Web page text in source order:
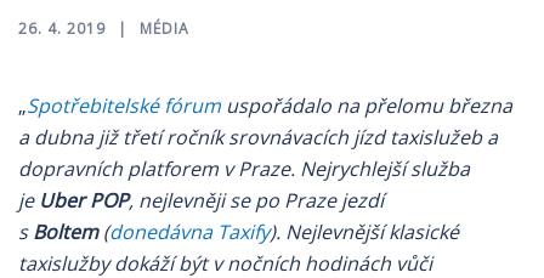
26. 4. 2019 MÉDIA
„Spotřebitelské fórum uspořádalo na přelomu března
a dubna již třetí ročník srovnávacích jízd taxislužeb a
dopravních platforem v Praze. Nejrychlejší služba
je Uber POP, nejlevněji se po Praze jezdí
sBoltem(donedávna Taxify). Nejlevnější klasické
taxislužby dokáží být v nočních hodinách vůči